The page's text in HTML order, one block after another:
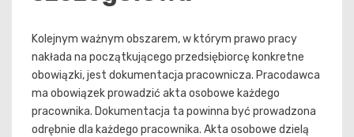
Kolejnym ważnym obszarem, w którym prawo pracy
nakłada na początkującego przedsiębiorcę konkretne
obowiązki, jest dokumentacja pracownicza. Pracodawca
ma obowiązek prowadzić akta osobowe każdego
pracownika. Dokumentacja ta powinna być prowadzona
odrębnie dla każdego pracownika. Akta osobowe dzielą